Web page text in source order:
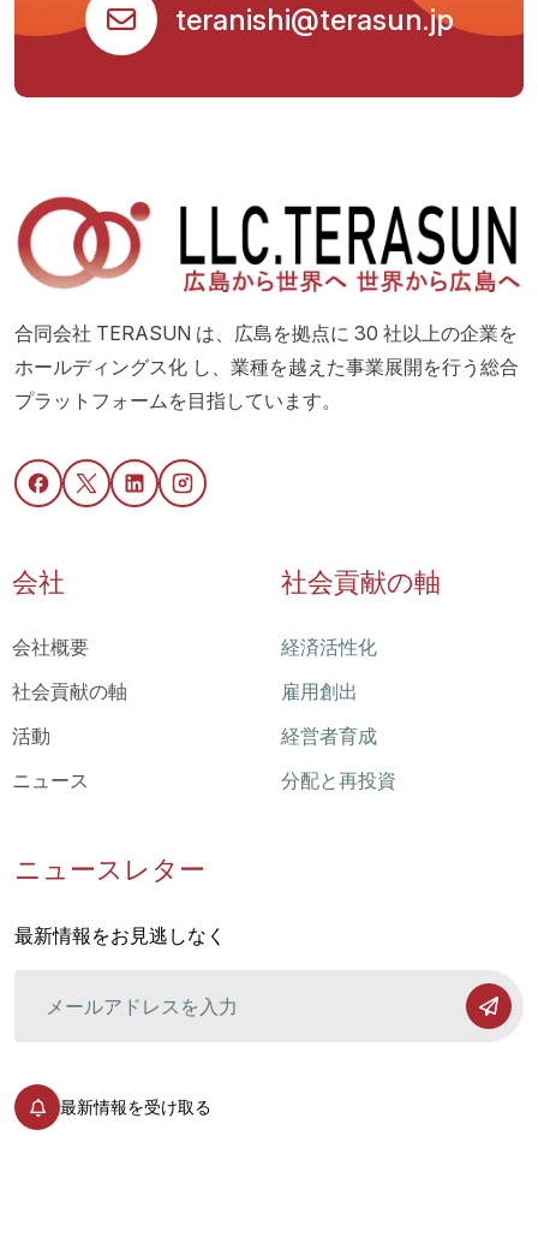
teranishi@terasun.jp
合同会社 TERASUN は、広島を拠点に 30 社以上の企業を
ホールディングス化 し、業種を越えた事業展開を行う総合
プラットフォームを目指しています。
会社
会社概要
社会貢献の軸
活動
ニュース
社会貢献の軸
経済活性化
雇用創出
経営者育成
分配と再投資
ニュースレター
最新情報をお見逃しなく
最新情報を受け取る